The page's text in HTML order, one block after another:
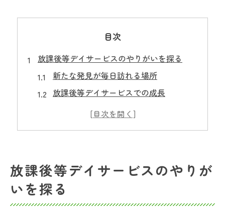
目次
放課後等デイサービスのやりがいを探る
新たな発見が毎日訪れる場所
放課後等デイサービスでの成長
支援員としてのやりがいと喜び
支援員としての放課後等デイサービス魅力
放課後等デイサービスでの役割
放課後等デイサービスのやりが
いを探る